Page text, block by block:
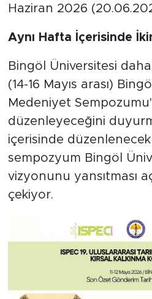
Haziran 2026
Aynı Hafta İçerisinde
Bingöl Üniversitesi daha
(14-16 Mayıs arası)
Medeniyet
düzenleyeceğini
içerisinde düzenlenecek
sempozyum Bingöl
vizyonunu yansıtması
çekiyor.